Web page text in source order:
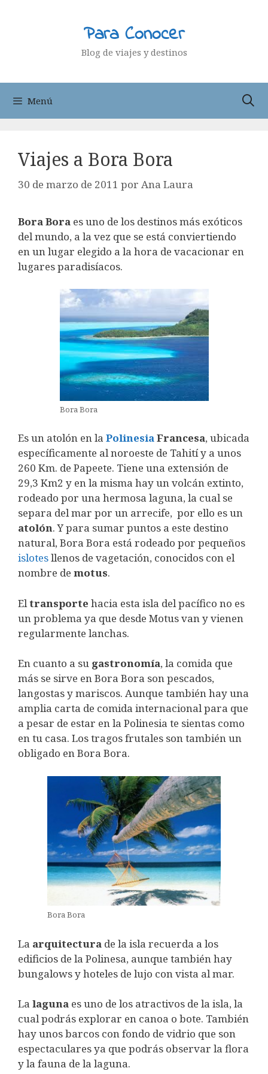
Para Conocer
Blog de viajes y destinos
Menú
Viajes a Bora Bora
30 de marzo de 2011 por Ana Laura
Bora Bora es uno de los destinos más exóticos
del mundo, a la vez que se está conviertiendo
en un lugar elegido a la hora de vacacionar en
lugares paradisíacos.
Bora Bora
Es un atolón en la PolinesiaFrancesa, ubicada
específicamente al noroeste de Tahití y a unos
260 Km. de Papeete. Tiene una extensión de
29,3 Km2 y en la misma hay un volcán extinto,
rodeado por una hermosa laguna, la cual se
separa del mar por un arrecife, por ello es un
atolón. Y para sumar puntos a este destino
natural, Bora Bora está rodeado por pequeños
islotesllenos de vagetación, conocidos con el
nombre de motus.
El transporte hacia esta isla del pacífico no es
un problema ya que desde Motus van y vienen
regularmente lanchas.
En cuanto a su gastronomía, la comida que
más se sirve en Bora Bora son pescados,
langostas y mariscos. Aunque también hay una
amplia carta de comida internacional para que
a pesar de estar en la Polinesia te sientas como
en tu casa. Los tragos frutales son también un
obligado en Bora Bora.
Bora Bora
La arquitectura de la isla recuerda a los
edificios de la Polinesa, aunque también hay
bungalows y hoteles de lujo con vista al mar.
La laguna es uno de los atractivos de la isla, la
cual podrás explorar en canoa o bote. También
hay unos barcos con fondo de vidrio que son
espectaculares ya que podrás observar la flora
y la fauna de la laguna.